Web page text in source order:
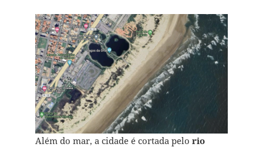
Além do mar, a cidade é cortada pelo rio